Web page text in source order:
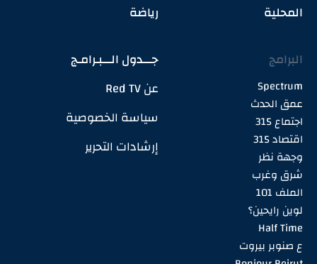
المحلية
رياضة
البرامج
Spectrum
عمق الحدث
اجتماع 315
اقتصاد 315
وجهة نظر
شرق وغرب
الملف 101
لوين رايحين؟
Half Time
ع صنوبر بيروت
جـــدول الـــبـرامـج
عن Red TV
سياسة الخصوصية
إرشادات التحرير